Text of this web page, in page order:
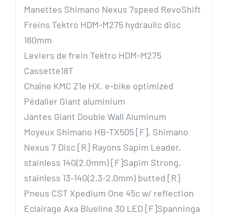
Manettes Shimano Nexus 7speed RevoShift
Freins Tektro HDM-M275 hydraulic disc
160mm
Leviers de frein Tektro HDM-M275
Cassette18T
Chaîne KMC Z1e HX, e-bike optimized
Pédalier Giant aluminium
Jantes Giant Double Wall Aluminum
Moyeux Shimano HB-TX505 [F], Shimano
Nexus 7 Disc [R] Rayons Sapim Leader,
stainless 14G(2.0mm) [F]Sapim Strong,
stainless 13-14G(2.3-2.0mm) butted [R]
Pneus CST Xpedium One 45c w/ reflection
Eclairage Axa Blueline 30 LED [F]Spanninga